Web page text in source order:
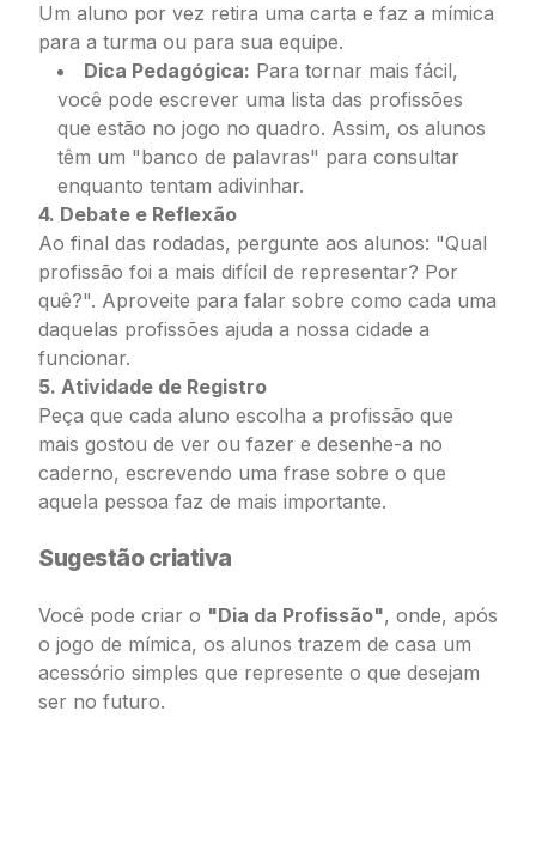
Um aluno por vez retira uma carta e faz a mímica
para a turma ou para sua equipe.
Dica Pedagógica: Para tornar mais fácil,
você pode escrever uma lista das profissões
que estão no jogo no quadro. Assim, os alunos
têm um "banco de palavras" para consultar
enquanto tentam adivinhar.
4. Debate e Reflexão
Ao final das rodadas, pergunte aos alunos: "Qual
profissão foi a mais difícil de representar? Por
quê?". Aproveite para falar sobre como cada uma
daquelas profissões ajuda a nossa cidade a
funcionar.
5. Atividade de Registro
Peça que cada aluno escolha a profissão que
mais gostou de ver ou fazer e desenhe-a no
caderno, escrevendo uma frase sobre o que
aquela pessoa faz de mais importante.
Sugestão criativa
Você pode criar o "Dia da Profissão", onde, após
o jogo de mímica, os alunos trazem de casa um
acessório simples que represente o que desejam
ser no futuro.